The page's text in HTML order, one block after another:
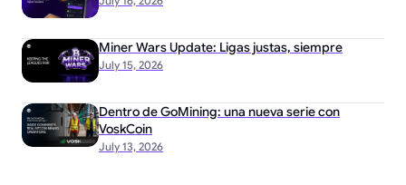
July 15, 2026
Miner Wars Update: Ligas justas, siempre
July 13, 2026
Dentro de GoMining: una nueva serie con
VoskCoin